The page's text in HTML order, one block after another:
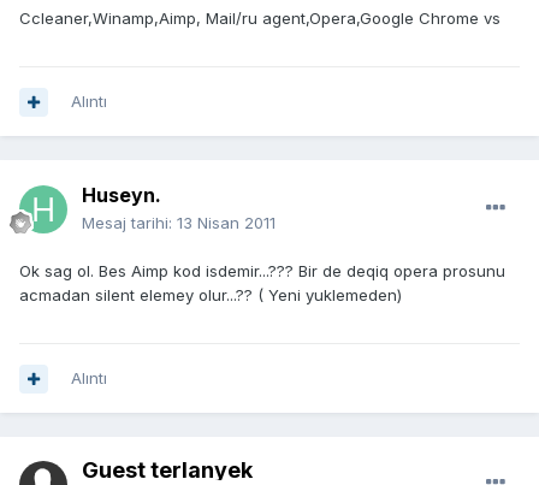
Ccleaner,Winamp,Aimp, Mail/ru agent,Opera,Google Chrome vs
Alıntı
Huseyn.
Mesaj tarihi: 13 Nisan 2011
Ok sag ol. Bes Aimp kod isdemir...??? Bir de deqiq opera prosunu
acmadan silent elemey olur...?? ( Yeni yuklemeden)
Alıntı
Guest terlanyek